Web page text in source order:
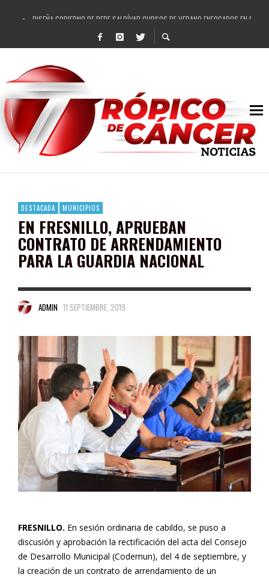
DISEÑA GOBIERNO DE PEPE SALDÍVAR CURSOS DE VERANO ENFOCADOS EN
REFRENDAN LOS 28 DELEGADOS Y 14 COMISARIADOS DE GUADALUPE APOYO A
FORTALECE GOBIERNO DE PEPE SALDÍVAR LA EDUCACIÓN EN LA ZACATECANA
GOBIERNO DE PEPE SALDÍVAR Y GRUPO FEMSA GENERAN MÁS DE 3 MIL EMPLEOS
CUARTA FERIA EXPO AGROPECUARIA TRAJO BENEFICIO DIRECTO A GUADALUPE:
RECONOCE PEPE SALDÍVAR A ARTISTA ZACATECANA VICTORIA HERNÁNDEZ
EGRESA GOBIERNO DE PEPE SALDÍVAR A 500 NUEVAS EMPRESARIAS
SON MUJERES GUADALUPENSES PRINCIPALES BENEFICIADAS DEL PROGRAMA
DESTACADA MUNICIPIOS
EN FRESNILLO, APRUEBAN
CONTRATO DE ARRENDAMIENTO
PARA LA GUARDIA NACIONAL
ADMIN 11 SEPTIEMBRE, 2019
FRESNILLO. En sesión ordinaria de cabildo, se puso a
discusión y aprobación la rectificación del acta del Consejo
de Desarrollo Municipal (Codemun), del 4 de septiembre, y
la creación de un contrato de arrendamiento de un